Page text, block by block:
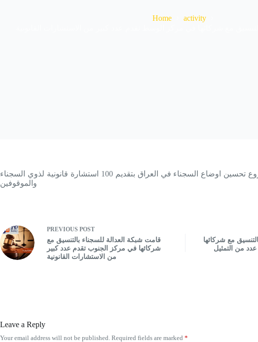
Home
activity
قامت شبکة العدالة للسجناء بالتنسيق مع شرکائها في مركز الوسط وبدعم من منظمة مساعدات الشعب النرويجي ضمن مشروع تحسين اوضاع السجناء في العراق بتقديم 100 استشارة قانونية لذوي السجناء
والموقوفين
PREVIOUS POST
قامت شبکة العدالة للسجناء بالتنسيق مع
شرکائها في مركز الجنوب تقدم عدد کبير
من الاستشارات القانونية
مع شرکائها
من التمثيل
Leave a Reply
Your email address will not be published. Required fields are marked *